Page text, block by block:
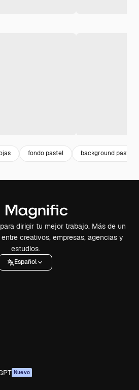
fondo pastel background pastel
dirigir tu mejor trabajo. Más de un
creativos, empresas, agencias y
estudios.
Español
Nuevo